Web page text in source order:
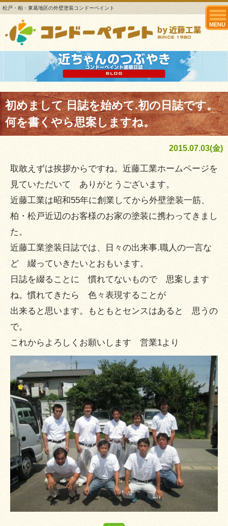
松戸・柏・東葛地区の外壁塗装コンドーペイント
MENU
初めまして 日誌を始めて.初の日誌です。
何を書くやら思案しますね。
2015.07.03(金)
取敢えずは挨拶からですね。近藤工業ホームページを
見ていただいて ありがとうございます。
近藤工業は昭和55年に創業してから外壁塗装一筋、
柏・松戸近辺のお客様のお家の塗装に携わってきまし
た。
近藤工業塗装日誌では、日々の出来事.職人の一言な
ど 綴っていきたいとおもいます。
日誌を綴ることに 慣れてないもので 思案します
ね。慣れてきたら 色々表現することが
出来ると思います。もともとセンスはあると 思うの
で。
これからよろしくお願いします 営業1より